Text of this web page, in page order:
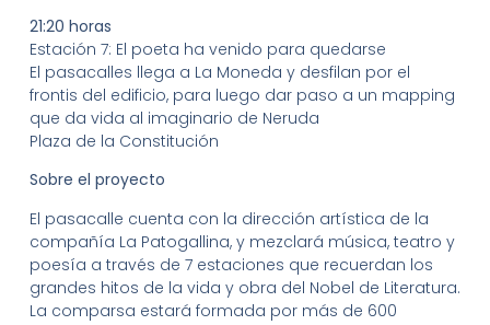
21:20 horas
Estación 7: El poeta ha venido para quedarse
El pasacalles llega a La Moneda y desfilan por el
frontis del edificio, para luego dar paso a un mapping
que da vida al imaginario de Neruda
Plaza de la Constitución
Sobre el proyecto
El pasacalle cuenta con la dirección artística de la
compañía La Patogallina, y mezclará música, teatro y
poesía a través de 7 estaciones que recuerdan los
grandes hitos de la vida y obra del Nobel de Literatura.
La comparsa estará formada por más de 600